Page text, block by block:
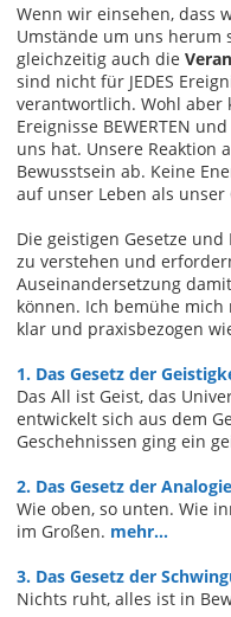
Wenn wir einsehen, dass
Umstände um uns
gleichzeitig auch die
sind nicht für JEDES
verantwortlich. Wohl aber
Ereignisse BEWERTEN
uns hat. Unsere Reaktion
Bewusstsein ab. Keine
auf unser Leben als
Die geistigen Gesetze
zu verstehen und
Auseinandersetzung
können. Ich bemühe mich
klar und praxisbezogen
1. Das Gesetz der
Das All ist Geist, das
entwickelt sich aus dem
Geschehnissen ging ein
2. Das Gesetz der
Wie oben, so unten. Wie
im Großen. mehr...
3. Das Gesetz der
Nichts ruht, alles ist in